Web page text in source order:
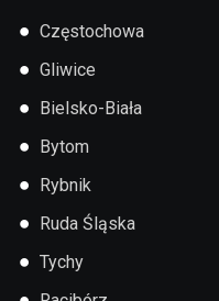
● Częstochowa
● Gliwice
● Bielsko-Biała
● Bytom
● Rybnik
● Ruda Śląska
● Tychy